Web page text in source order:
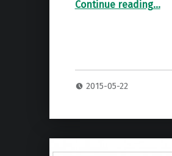
Continue reading“Marshall JCM2000 TSL100 ヘッドアンプ 専用ハードケース”
…
2015-05-22